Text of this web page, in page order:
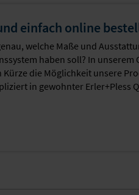
einfach online
welche Maße und
haben soll? In unserem
Kürze die Möglichkeit unsere
in gewohnter Erler+Pless